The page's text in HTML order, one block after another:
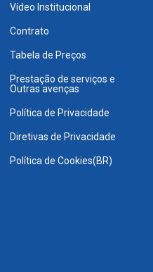
Vídeo Institucional
Contrato
Tabela de Preços
Prestação de serviços e
Outras avenças
Política de Privacidade
Diretivas de Privacidade
Política de Cookies(BR)